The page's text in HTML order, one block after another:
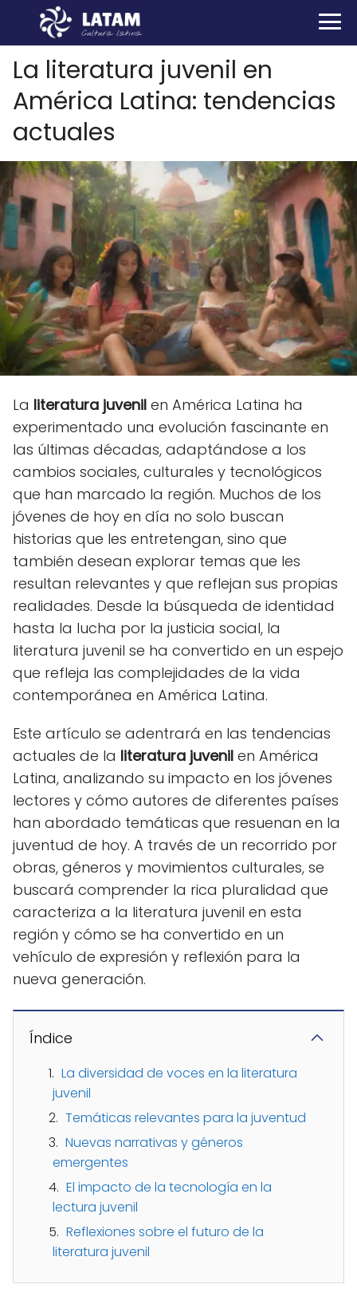
La literatura juvenil en
América Latina: tendencias
actuales
La literatura juvenil en América Latina ha
experimentado una evolución fascinante en
las últimas décadas, adaptándose a los
cambios sociales, culturales y tecnológicos
que han marcado la región. Muchos de los
jóvenes de hoy en día no solo buscan
historias que les entretengan, sino que
también desean explorar temas que les
resultan relevantes y que reflejan sus propias
realidades. Desde la búsqueda de identidad
hasta la lucha por la justicia social, la
literatura juvenil se ha convertido en un espejo
que refleja las complejidades de la vida
contemporánea en América Latina.
Este artículo se adentrará en las tendencias
actuales de la literatura juvenil en América
Latina, analizando su impacto en los jóvenes
lectores y cómo autores de diferentes países
han abordado temáticas que resuenan en la
juventud de hoy. A través de un recorrido por
obras, géneros y movimientos culturales, se
buscará comprender la rica pluralidad que
caracteriza a la literatura juvenil en esta
región y cómo se ha convertido en un
vehículo de expresión y reflexión para la
nueva generación.
Índice
La diversidad de voces en la literatura
juvenil
Temáticas relevantes para la juventud
Nuevas narrativas y géneros
emergentes
El impacto de la tecnología en la
lectura juvenil
Reflexiones sobre el futuro de la
literatura juvenil